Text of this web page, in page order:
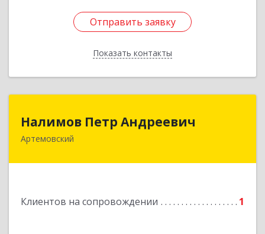
Отправить заявку
Показать контакты
Отправить заявку
Назад
Налимов Петр Андреевич
Артемовский
Клиентов на сопровождении 1
623780, Свердловская обл, Артемовский г,